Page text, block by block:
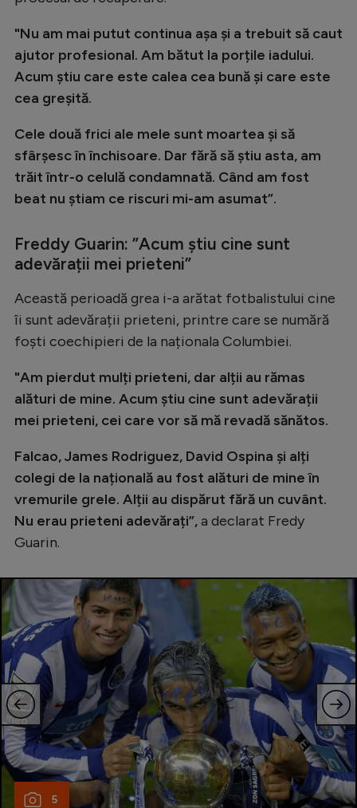
"Nu am mai putut continua așa și a trebuit să caut
ajutor profesional. Am bătut la porțile iadului.
Acum știu care este calea cea bună și care este
cea greșită.
Cele două frici ale mele sunt moartea și să
sfârșesc în închisoare. Dar fără să știu asta, am
trăit într-o celulă condamnată. Când am fost
beat nu știam ce riscuri mi-am asumat”.
Freddy Guarin: ”Acum știu cine sunt
adevărații mei prieteni”
Această perioadă grea i-a arătat fotbalistului cine
îi sunt adevărații prieteni, printre care se numără
foști coechipieri de la naționala Columbiei.
"Am pierdut mulți prieteni, dar alții au rămas
alături de mine. Acum știu cine sunt adevărații
mei prieteni, cei care vor să mă revadă sănătos.
Falcao, James Rodriguez, David Ospina și alți
colegi de la națională au fost alături de mine în
vremurile grele. Alții au dispărut fără un cuvânt.
Nu erau prieteni adevărați”,a declarat Fredy
Guarin.
5